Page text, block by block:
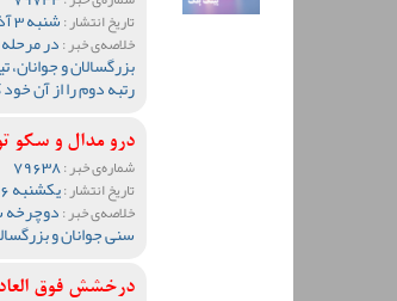
تاریخ انتشار :شنبه 3 آذر ماه 1403 ساعت 12:16
خلاصه‌ی خبر :در
بزرگسالان و
رتبه دوم را از آن
درو مدال و سکو
شماره‌ی خبر :79638
تاریخ انتشار :یکشنبه 6 آبان ماه 1403 ساعت 09:42
خلاصه‌ی خبر :دوچرخه
سنی جوانان و
درخشش فوق